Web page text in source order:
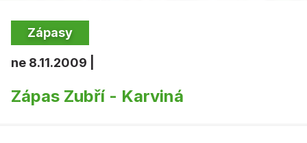
Zápasy
ne 8.11.2009 |
Zápas Zubří - Karviná